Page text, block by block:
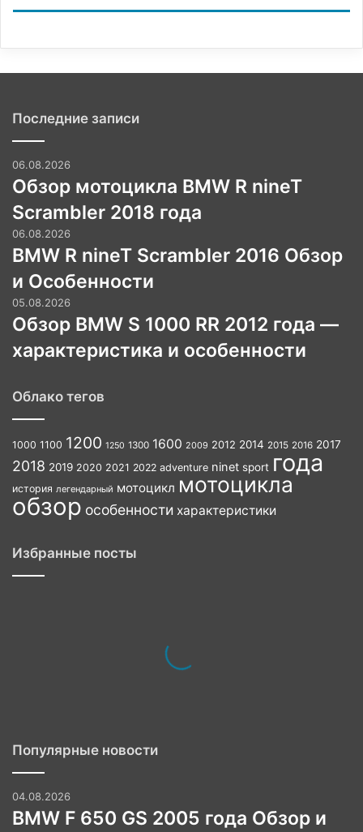
Последние записи
06.08.2026
Обзор мотоцикла BMW R nineT
Scrambler 2018 года
06.08.2026
BMW R nineT Scrambler 2016 Обзор
и Особенности
05.08.2026
Обзор BMW S 1000 RR 2012 года —
характеристика и особенности
Облако тегов
1000 1100 1200 1250 1300 1600 2009 2012 2014 2015 2016 2017
2018 2019 2020 2021 2022 adventure ninet sport года
история легендарный мотоцикл мотоцикла
обзор особенности характеристики
Избранные посты
Популярные новости
04.08.2026
BMW F 650 GS 2005 года Обзор и